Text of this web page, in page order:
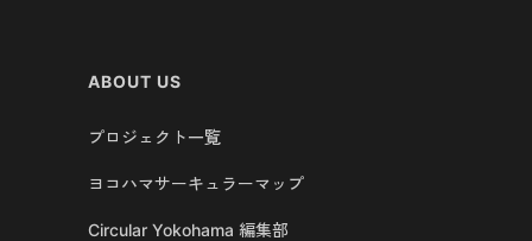
ABOUT US
プロジェクト一覧
ヨコハマサーキュラーマップ
Circular Yokohama 編集部